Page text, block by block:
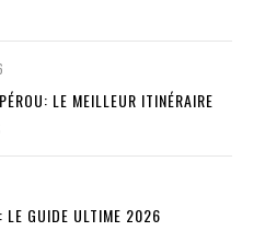
LE MEILLEUR ITINÉRAIRE
LE GUIDE ULTIME 2026